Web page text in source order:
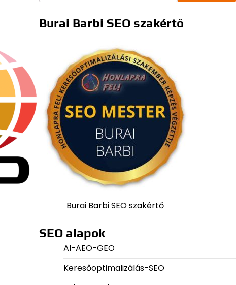
Burai Barbi SEO szakértő
Burai Barbi SEO szakértő
SEO alapok
AI-AEO-GEO
Keresőoptimalizálás-SEO